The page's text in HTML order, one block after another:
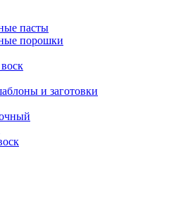
пасты
порошки
и заготовки